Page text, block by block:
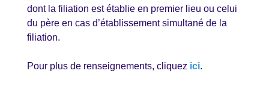
dont la filiation est établie en premier lieu ou celui
du père en cas d’établissement simultané de la
filiation.
Pour plus de renseignements, cliquez ici.